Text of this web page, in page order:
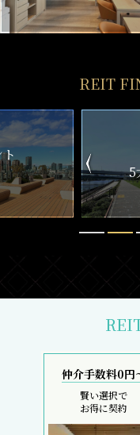
REIT
ーン
仲介手数料0円
賢い選択で
お得に契約